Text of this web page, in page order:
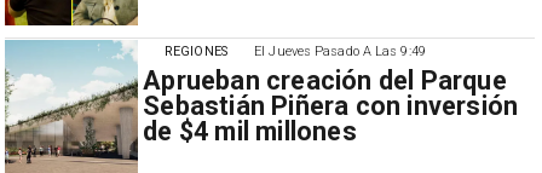
El Jueves Pasado A Las 9:49
Aprueban creación del Parque
Sebastián Piñera con inversión
de $4 mil millones
REGIONES